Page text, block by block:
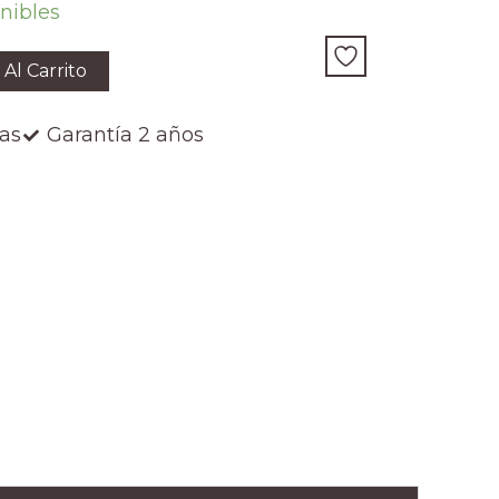
Carrito
Garantía 2 años